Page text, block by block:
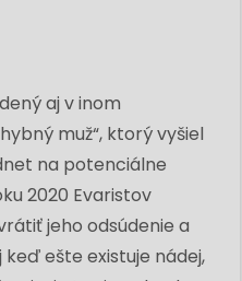
aj v inom
muž“, ktorý vyšiel
na potenciálne
2020 Evaristov
jeho odsúdenie a
ešte existuje nádej,